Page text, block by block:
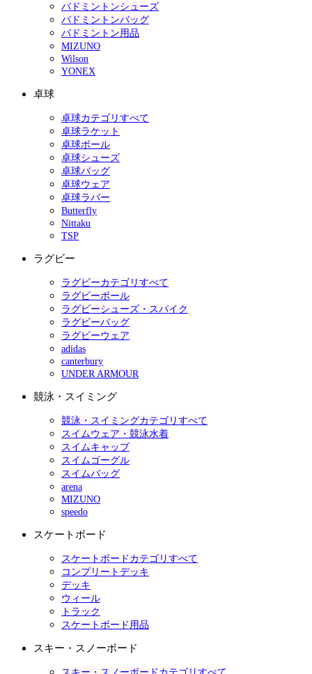
バドミントンシューズ
バドミントンバッグ
バドミントン用品
MIZUNO
Wilson
YONEX
卓球
卓球カテゴリすべて
卓球ラケット
卓球ボール
卓球シューズ
卓球バッグ
卓球ウェア
卓球ラバー
Butterfly
Nittaku
TSP
ラグビー
ラグビーカテゴリすべて
ラグビーボール
ラグビーシューズ・スパイク
ラグビーバッグ
ラグビーウェア
adidas
canterbury
UNDER ARMOUR
競泳・スイミング
競泳・スイミングカテゴリすべて
スイムウェア・競泳水着
スイムキャップ
スイムゴーグル
スイムバッグ
arena
MIZUNO
speedo
スケートボード
スケートボードカテゴリすべて
コンプリートデッキ
デッキ
ウィール
トラック
スケートボード用品
スキー・スノーボード